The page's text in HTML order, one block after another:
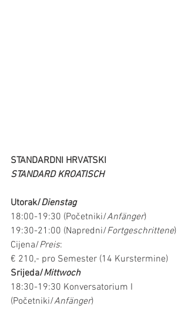
STANDARDNI HRVATSKI
STANDARD KROATISCH
Utorak/Dienstag
18:00-19:30 (Početniki/Anfänger)
19:30-21:00 (Napredni/Fortgeschrittene)
Cijena/Preis:
€ 210,- pro Semester (14 Kurstermine)
Srijeda/Mittwoch
18:30-19:30 Konversatorium I
(Početniki/Anfänger)